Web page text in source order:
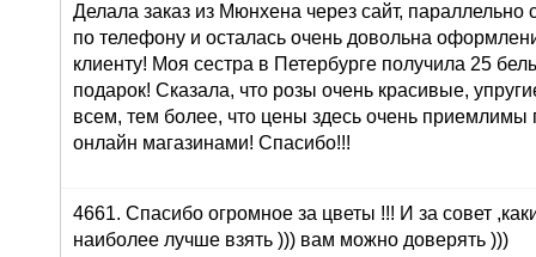
Делала заказ из Мюнхена через сайт, параллельно
по телефону и осталась очень довольна
клиенту! Моя сестра в Петербурге получила 25
подарок! Сказала, что розы очень красивые,
всем, тем более, что цены здесь очень приемлимы
онлайн магазинами! Спасибо!!!
4661. Спасибо огромное за цветы !!! И за совет
наиболее лучше взять ))) вам можно доверять )))